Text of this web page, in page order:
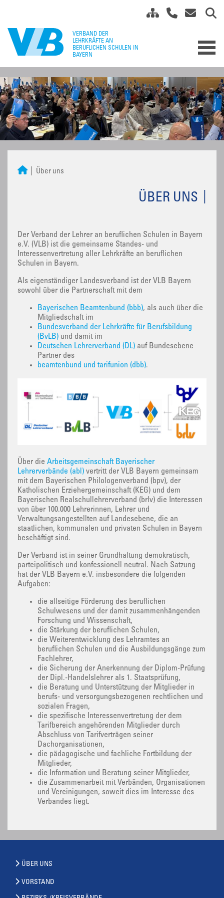
Über uns
ÜBER UNS
Der Verband der Lehrer an beruflichen Schulen in Bayern
e.V. (VLB) ist die gemeinsame Standes- und
Interessenvertretung aller Lehrkräfte an beruflichen
Schulen in Bayern.
Als eigenständiger Landesverband ist der VLB Bayern
sowohl über die Partnerschaft mit dem
Bayerischen Beamtenbund (bbb), als auch über die
Mitgliedschaft im
Bundesverband der Lehrkräfte für Berufsbildung
(BvLB) und damit im
Deutschen Lehrerverband (DL) auf Bundesebene
Partner des
beamtenbund und tarifunion (dbb).
Über die Arbeitsgemeinschaft Bayerischer
Lehrerverbände (abl) vertritt der VLB Bayern gemeinsam
mit dem Bayerischen Philologenverband (bpv), der
Katholischen Erziehergemeinschaft (KEG) und dem
Bayerischen Realschullehrerverband (brlv) die Interessen
von über 100.000 Lehrerinnen, Lehrer und
Verwaltungsangestellten auf Landesebene, die an
staatlichen, kommunalen und privaten Schulen in Bayern
beschäftigt sind.
Der Verband ist in seiner Grundhaltung demokratisch,
parteipolitisch und konfessionell neutral. Nach Satzung
hat der VLB Bayern e.V. insbesondere die folgenden
Aufgaben:
die allseitige Förderung des beruflichen
Schulwesens und der damit zusammenhängenden
Forschung und Wissenschaft,
die Stärkung der beruflichen Schulen,
die Weiterentwicklung des Lehramtes an
beruflichen Schulen und die Ausbildungsgänge zum
Fachlehrer,
die Sicherung der Anerkennung der Diplom-Prüfung
der Dipl.-Handelslehrer als 1. Staatsprüfung,
die Beratung und Unterstützung der Mitglieder in
berufs- und versorgungsbezogenen rechtlichen und
sozialen Fragen,
die spezifische Interessenvertretung der dem
Tarifbereich angehörenden Mitglieder durch
Abschluss von Tarifverträgen seiner
Dachorganisationen,
die pädagogische und fachliche Fortbildung der
Mitglieder,
die Information und Beratung seiner Mitglieder,
die Zusammenarbeit mit Verbänden, Organisationen
und Vereinigungen, soweit dies im Interesse des
Verbandes liegt.
ÜBER UNS
VORSTAND